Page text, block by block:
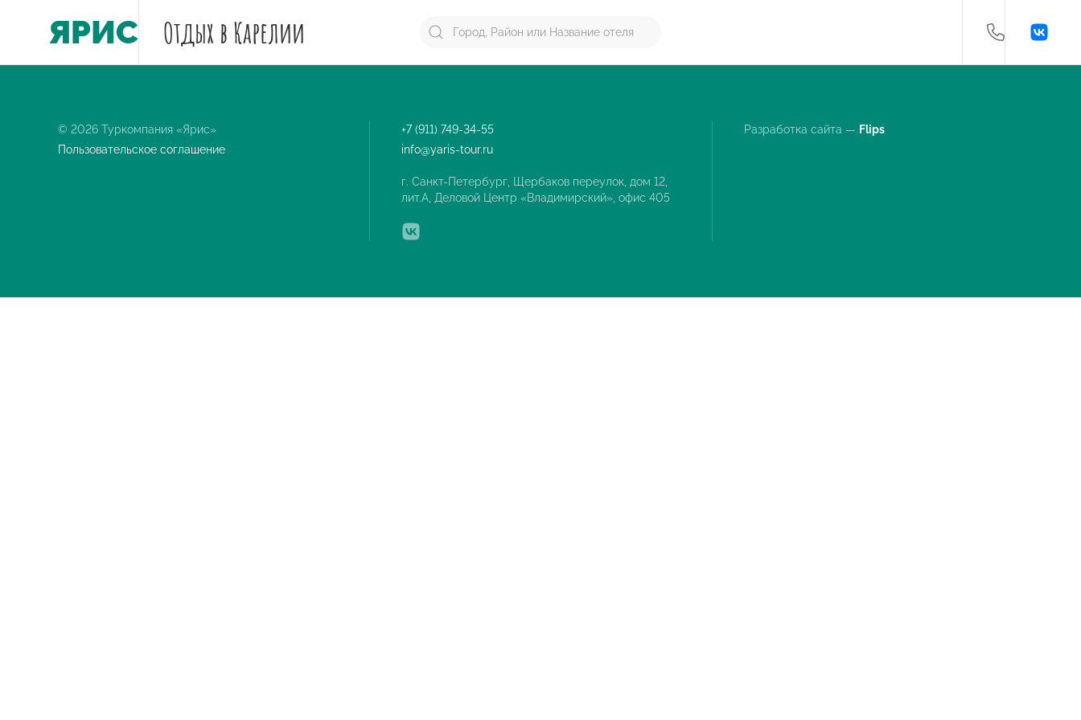
ЯРИС Отдых в Карелии
© 2026 Туркомпания «Ярис»
Пользовательское соглашение
+7 (911) 749-34-55
info@yaris-tour.ru
г. Санкт-Петербург, Щербаков переулок, дом 12,
лит.А, Деловой Центр «Владимирский», офис 405
Разработка сайта — Flips